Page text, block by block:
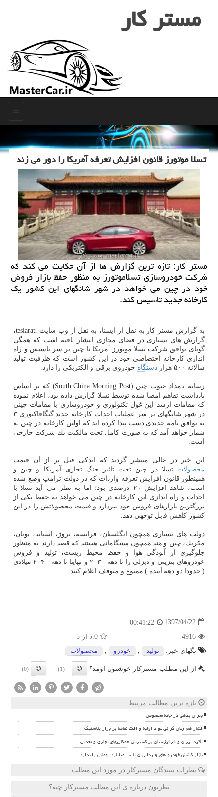
مستر كار
تسلا موتورز قانون افزایش تعرفه آمریكا را دور می زند
مستر كار: تازه ترین گزارش ها از آن حكایت می كند كه
شركت خودروسازی تسلاموتورز به منظور حفظ بازار فروش
خود در چین می خواهد در شهر شانگهای این كشور یك
كارخانه جدید تاسیس كند.
به گزارش مستر كار به نقل از ایسنا، به نقل از وب سایت teslarati،
گزارش های بسیاری در فضای مجازی انتشار یافته است كه همگی
گویای توافق شركت تسلا موتورز آمریكا با چین بر سر تاسیس و راه
اندازی كارخانه اختصاصی خود در این كشور است كه ظرفیت تولید
سالانه ۵۰۰ هزار
دستگاه خودروی برقی و الكتریكی را دارد.
رسانه بامداد جنوب چین (South China Morning Post) كه بر اساس
یادداشت تفاهم امضا شده توسط تسلا گزارش داده بود، اعلام نموده
كه مقامات ارشد این غول تكنولوژی و خودروسازی با مقامات چینی
در شهر شانگهای بر سر عملیات احداث كارخانه جدید گیگافاكتوری ۳
به توافق نامه جدیدی دست پیدا كرده اند كه اولین كارخانه در چین به
شمار خواهد آمد كه به صورت كامل تحت مالكیت یك شركت خارجی
است.
این خبر در حالی منتشر گردید كه اندكی قبل تر از آن قیمت
محصولات تسلا در چین تحت تاثیر جنگ تجاری آمریكا و چین و
همینطور قانون افزایش تعرفه واردات كه در دولت ترامپ وضع شده
است، شاهد افزایش ۲۰ درصدی بود؛ اما به نظر می آید تسلا با
احداث و راه اندازی این كارخانه در چین می خواهد به حفظ یكی از
بزرگترین بازارهای فروش خود بپردازد و قیمت محصولاتش را در این
كشور كاهش قابل توجهی دهد.
دولت های بسیاری همچون انگلستان، فرانسه، نروژ، اسپانیا، یونان،
مكزیك، چین و هند همچون پیشگامانی هستند كه قصد دارند به منظور
جلوگیری از آلودگی هوا و حفظ محیط زیست، تولید و فروش
خودروهای بنزینی و دیزلی را تا دهه ۲۰۳۰ و نهایتا تا دهه ۲۰۴۰ میلادی
( حدودا دو دهه آینده ) ممنوع و متوقف اعلام كنند.
1397/04/22
00:41:22
4916
5.0 از 5
تگهای خبر:
تولید , خودرو , محصولات
از این مطلب مسترکار خوشتون اومد؟ (1)
(0)
تازه ترین مطالب مرتبط
بحران بدهی در جاده مخصوص
فشار هم زمان گرانی مواد اولیه و افت تقاضا بر بازار پلاستیک
تأکید ایران و قرقیزستان بر گسترش همکاریهای تجاری و معدنی
بازار کشش خودرو های وارداتی ۵ تا ۱۰ میلیارد تومانی را ندارد
نظرات بینندگان مسترکار در مورد این مطلب
نظرتون درباره ی این مطلب مسترکار چیه؟